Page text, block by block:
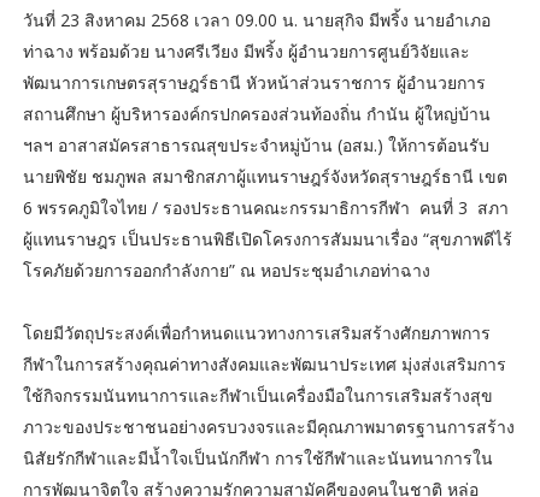
วันที่ 23 สิงหาคม 2568 เวลา 09.00 น. นายสุกิจ มีพริ้ง นายอำเภอ
ท่าฉาง พร้อมด้วย นางศรีเวียง มีพริ้ง ผู้อำนวยการศูนย์วิจัยและ
พัฒนาการเกษตรสุราษฎร์ธานี หัวหน้าส่วนราชการ ผู้อำนวยการ
สถานศึกษา ผู้บริหารองค์กรปกครองส่วนท้องถิ่น กำนัน ผู้ใหญ่บ้าน
ฯลฯ อาสาสมัครสาธารณสุขประจำหมู่บ้าน (อสม.) ให้การต้อนรับ
นายพิชัย ชมภูพล สมาชิกสภาผู้แทนราษฎร์จังหวัดสุราษฎร์ธานี เขต
6 พรรคภูมิใจไทย / รองประธานคณะกรรมาธิการกีฬา คนที่ 3 สภา
ผู้แทนราษฎร เป็นประธานพิธีเปิดโครงการสัมมนาเรื่อง “สุขภาพดีไร้
โรคภัยด้วยการออกกำลังกาย” ณ หอประชุมอำเภอท่าฉาง
โดยมีวัตถุประสงค์เพื่อกำหนดแนวทางการเสริมสร้างศักยภาพการ
กีฬาในการสร้างคุณค่าทางสังคมและพัฒนาประเทศ มุ่งส่งเสริมการ
ใช้กิจกรรมนันทนาการและกีฬาเป็นเครื่องมือในการเสริมสร้างสุข
ภาวะของประชาชนอย่างครบวงจรและมีคุณภาพมาตรฐานการสร้าง
นิสัยรักกีฬาและมีน้ำใจเป็นนักกีฬา การใช้กีฬาและนันทนาการใน
การพัฒนาจิตใจ สร้างความรักความสามัคคีของคนในชาติ หล่อ